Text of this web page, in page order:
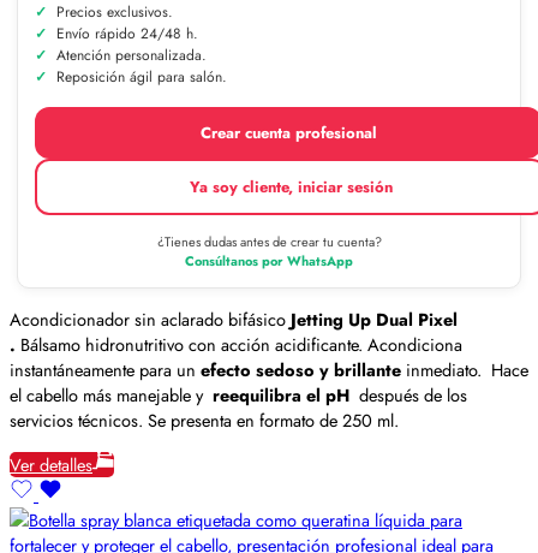
Precios exclusivos.
Envío rápido 24/48 h.
Atención personalizada.
Reposición ágil para salón.
Crear cuenta profesional
Ya soy cliente, iniciar sesión
¿Tienes dudas antes de crear tu cuenta?
Consúltanos por WhatsApp
Acondicionador sin aclarado bifásico Jetting Up Dual Pixel
. Bálsamo hidronutritivo con acción acidificante. Acondiciona
instantáneamente para un efecto sedoso y brillante inmediato. Hace
el cabello más manejable y reequilibra el pH después de los
servicios técnicos. Se presenta en formato de 250 ml.
Ver detalles